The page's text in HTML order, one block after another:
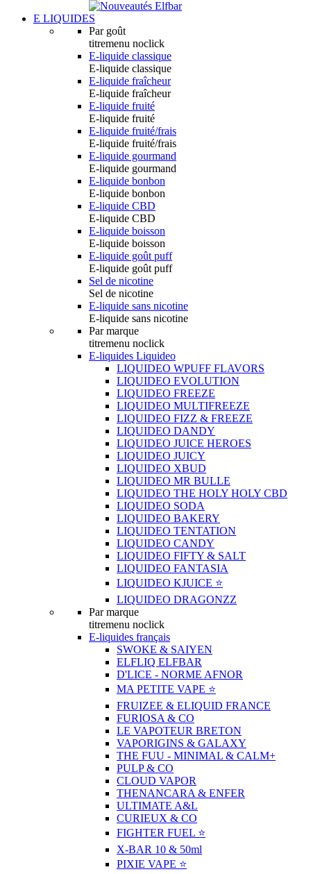
E LIQUIDES
Par goût
titremenu noclick
E-liquide classique
E-liquide classique
E-liquide fraîcheur
E-liquide fraîcheur
E-liquide fruité
E-liquide fruité
E-liquide fruité/frais
E-liquide fruité/frais
E-liquide gourmand
E-liquide gourmand
E-liquide bonbon
E-liquide bonbon
E-liquide CBD
E-liquide CBD
E-liquide boisson
E-liquide boisson
E-liquide goût puff
E-liquide goût puff
Sel de nicotine
Sel de nicotine
E-liquide sans nicotine
E-liquide sans nicotine
Par marque
titremenu noclick
E-liquides Liquideo
LIQUIDEO WPUFF FLAVORS
LIQUIDEO EVOLUTION
LIQUIDEO FREEZE
LIQUIDEO MULTIFREEZE
LIQUIDEO FIZZ & FREEZE
LIQUIDEO DANDY
LIQUIDEO JUICE HEROES
LIQUIDEO JUICY
LIQUIDEO XBUD
LIQUIDEO MR BULLE
LIQUIDEO THE HOLY HOLY CBD
LIQUIDEO SODA
LIQUIDEO BAKERY
LIQUIDEO TENTATION
LIQUIDEO CANDY
LIQUIDEO FIFTY & SALT
LIQUIDEO FANTASIA
LIQUIDEO KJUICE ⭐️
LIQUIDEO DRAGONZZ
Par marque
titremenu noclick
E-liquides français
SWOKE & SAIYEN
ELFLIQ ELFBAR
D'LICE - NORME AFNOR
MA PETITE VAPE ⭐️
FRUIZEE & ELIQUID FRANCE
FURIOSA & CO
LE VAPOTEUR BRETON
VAPORIGINS & GALAXY
THE FUU - MINIMAL & CALM+
PULP & CO
CLOUD VAPOR
THENANCARA & ENFER
ULTIMATE A&L
CURIEUX & CO
FIGHTER FUEL ⭐️
X-BAR 10 & 50ml
PIXIE VAPE ⭐️